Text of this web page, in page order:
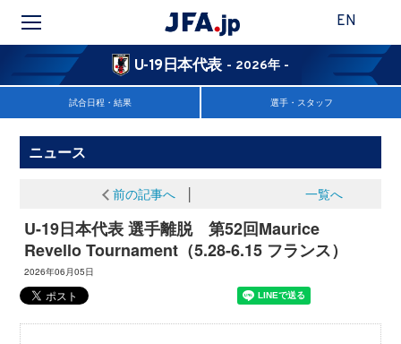
EN
U-19日本代表 - 2026年 -
試合日程・結果 選手・スタッフ
ニュース
前の記事へ│ 一覧へ
U-19日本代表 選手離脱 第52回Maurice
Revello Tournament（5.28-6.15 フランス）
2026年06月05日